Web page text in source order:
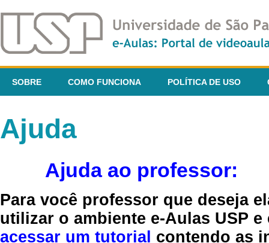
SOBRE COMO FUNCIONA POLÍTICA DE USO
Ajuda
Ajuda ao professor:
Para você professor que deseja
utilizar o ambiente e-Aulas USP
acessar um tutorial contendo as